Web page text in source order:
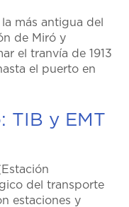
más antigua del
de Miró y
el tranvía de 1913
el puerto en
TIB y EMT
del transporte
estaciones y